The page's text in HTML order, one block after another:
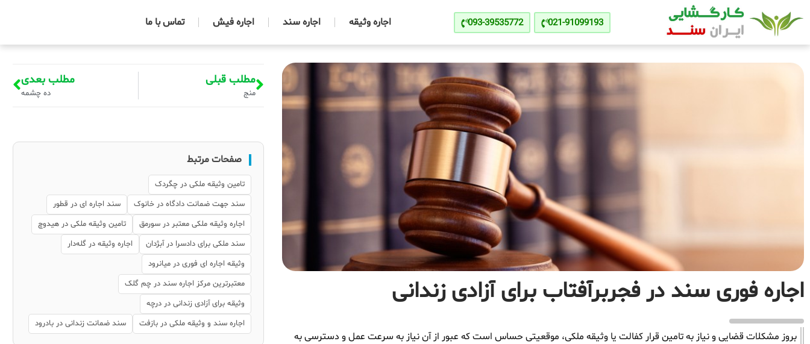
021-91099193
093-39535772 اجاره وثیقه اجاره سند اجاره فیش تماس با ما
اجاره فوری سند در فجربرآفتاب برای آزادی زندانی
بروز مشکلات قضایی و نیاز به تامین قرار کفالت یا وثیقه ملکی، موقعیتی حساس است که عبور از آن نیاز به سرعت عمل و دسترسی به
مطلب قبلی
منج
مطلب بعدی
ده چشمه
صفحات مرتبط
تامین وثیقه ملکی در چگردک
سند جهت ضمانت دادگاه در خانوک
سند اجاره ای در قطور
اجاره وثیقه ملکی معتبر در سورمق
تامین وثیقه ملکی در هیدوچ
سند ملکی برای دادسرا در آبژدان
اجاره وثیقه در گله‌دار
وثیقه اجاره ای فوری در میانرود
معتبرترین مرکز اجاره سند در چم گلک
وثیقه برای آزادی زندانی در درچه
اجاره سند و وثیقه ملکی در بازفت
سند ضمانت زندانی در بادرود